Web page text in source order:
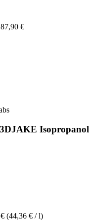
€
(44,36 € / l)